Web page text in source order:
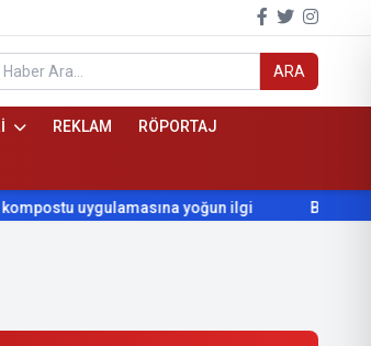
ARA
REKLAM RÖPORTAJ
yoğun ilgi Beydağ’ın